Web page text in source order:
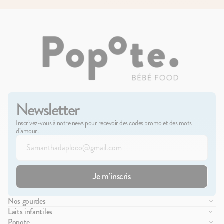
Newsletter
Inscrivez-vous à notre news pour recevoir des codes promo et des mots
d’amour.
Nos gourdes
Compote de fruits
Purée de légumes
Laits infantiles